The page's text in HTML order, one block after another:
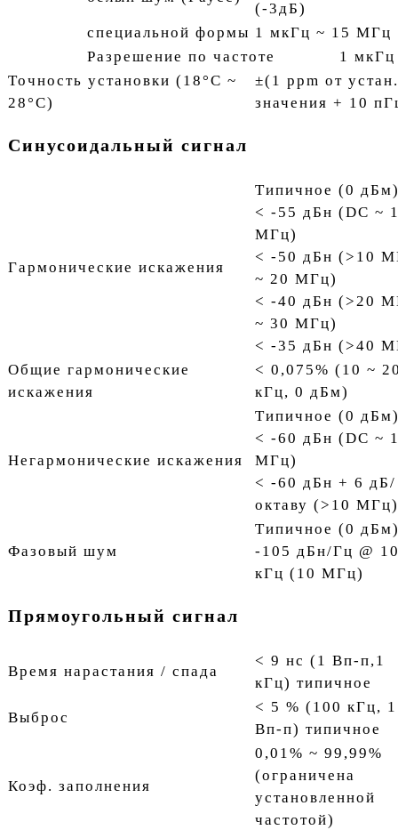
(-3дБ)
специальной формы 1 мкГц ~ 15 МГц
Разрешение по частоте
1 мкГц
Точность установки (18°C ~
28°C)
±(1 ppm от устан.
значения + 10
Синусоидальный сигнал
Гармонические искажения
Типичное (0
< -55 дБн (DC ~
МГц)
< -50 дБн (>10
~ 20 МГц)
< -40 дБн (>20
~ 30 МГц)
< -35 дБн (>40
Общие гармонические
искажения
< 0,075% (10 ~
кГц, 0 дБм)
Негармонические искажения
Типичное (0
< -60 дБн (DC ~
МГц)
< -60 дБн + 6 дБ/
октаву (>10 МГц)
Фазовый шум
Типичное (0
-105 дБн/Гц @
кГц (10 МГц)
Прямоугольный сигнал
Время нарастания / спада
< 9 нс (1 Вп-п,1
кГц) типичное
Выброс
< 5 % (100 кГц, 1
Вп-п) типичное
Коэф. заполнения
0,01% ~ 99,99%
(ограничена
установленной
частотой)